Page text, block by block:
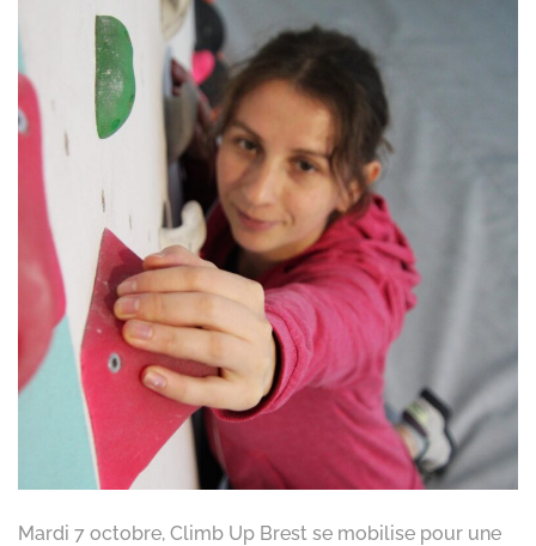
Mardi 7 octobre, Climb Up Brest se mobilise pour une